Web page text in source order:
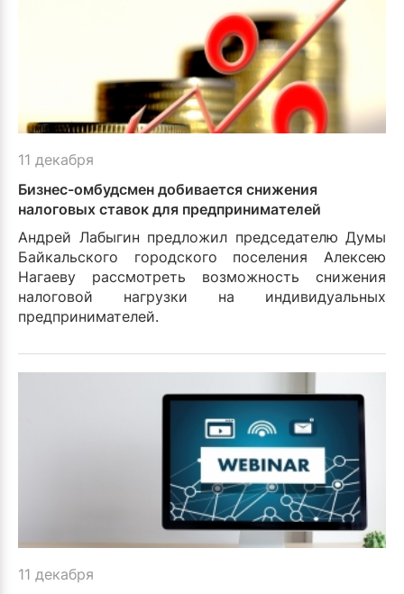
11 декабря
Бизнес-омбудсмен добивается снижения
налоговых ставок для предпринимателей
Андрей Лабыгин предложил председателю Думы
Байкальского городского поселения Алексею
Нагаеву рассмотреть возможность снижения
налоговой нагрузки на индивидуальных
предпринимателей.
11 декабря